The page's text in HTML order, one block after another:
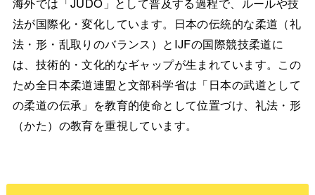
法が国際化・変化しています。日本の伝統的な柔道（礼
法・形・乱取りのバランス）とIJFの国際競技柔道に
は、技術的・文化的なギャップが生まれています。この
ため全日本柔道連盟と文部科学省は「日本の武道として
の柔道の伝承」を教育的使命として位置づけ、礼法・形
（かた）の教育を重視しています。